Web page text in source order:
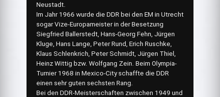
Neustadt.
Im Jahr 1966 wurde die DDR bei den EM in Utrecht
sogar Vize-Europameister in der Besetzung
Siegfried Ballerstedt, Hans-Georg Fehn, Jürgen
Kluge, Hans Lange, Peter Rund, Erich Ruschke,
Klaus Schlenkrich, Peter Schmidt, Jürgen Thiel,
Heinz Wittig bzw. Wolfgang Zein. Beim Olympia-
Turnier 1968 in Mexico-City schaffte die DDR
einen sehr guten sechsten Rang.
Bei den DDR-Meisterschaften zwischen 1949 und